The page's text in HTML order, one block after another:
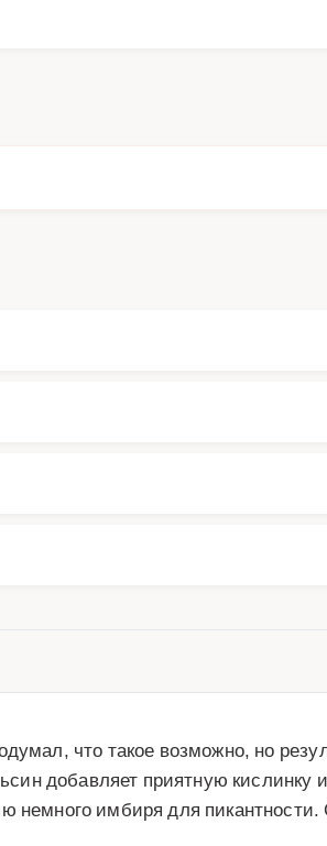
что такое возможно, но
добавляет приятную кислинку
немного имбиря для